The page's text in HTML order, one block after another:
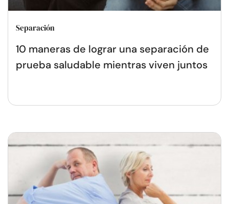
Separación
10 maneras de lograr una separación de
prueba saludable mientras viven juntos